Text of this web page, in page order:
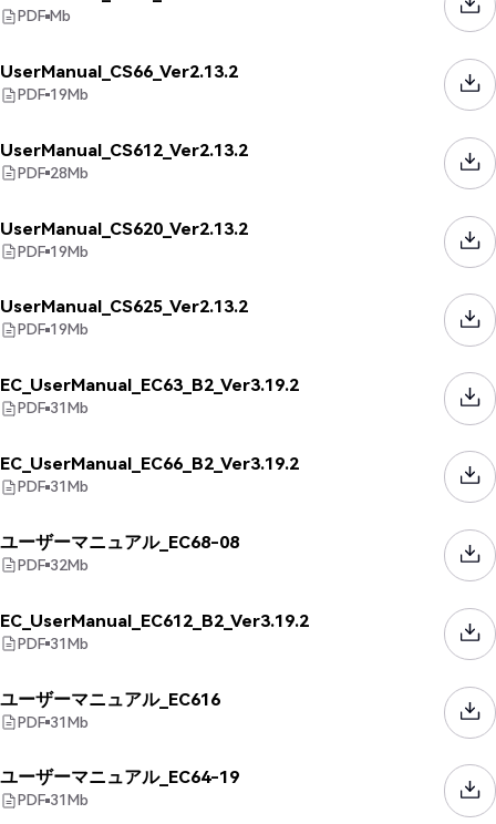
PDF Mb
UserManual_CS66_Ver2.13.2
PDF 19Mb
UserManual_CS612_Ver2.13.2
PDF 28Mb
UserManual_CS620_Ver2.13.2
PDF 19Mb
UserManual_CS625_Ver2.13.2
PDF 19Mb
EC_UserManual_EC63_B2_Ver3.19.2
PDF 31Mb
EC_UserManual_EC66_B2_Ver3.19.2
PDF 31Mb
ユーザーマニュアル_EC68-08
PDF 32Mb
EC_UserManual_EC612_B2_Ver3.19.2
PDF 31Mb
ユーザーマニュアル_EC616
PDF 31Mb
ユーザーマニュアル_EC64-19
PDF 31Mb